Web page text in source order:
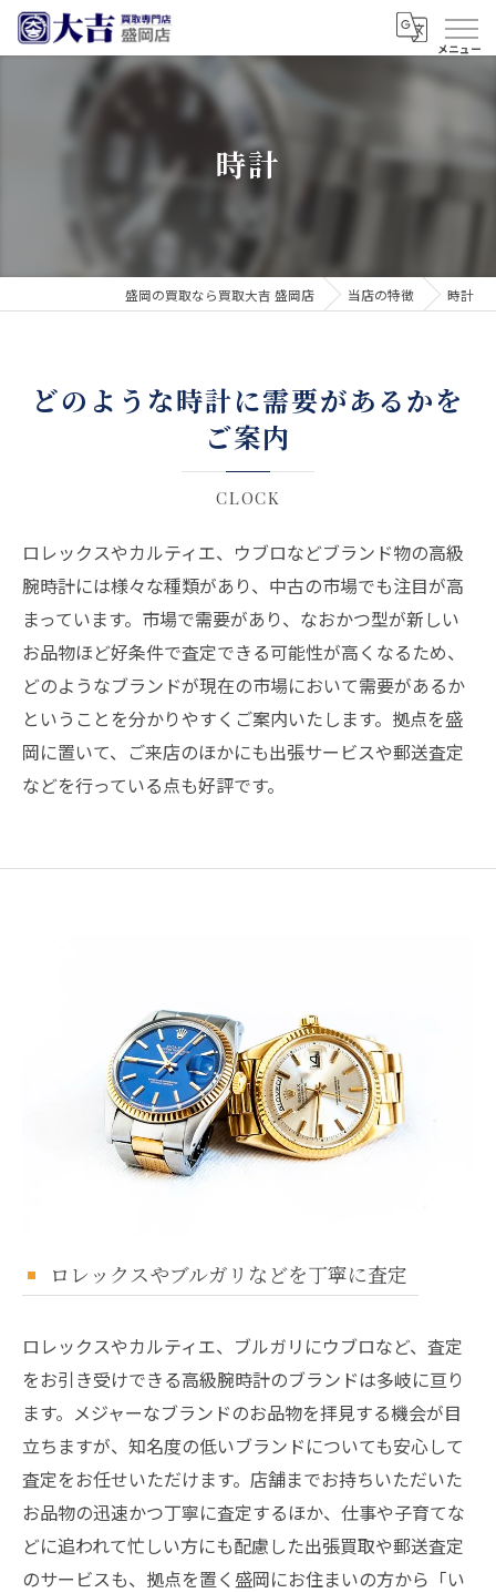
時計
盛岡の買取なら買取大吉 盛岡店 当店の特徴 時計
どのような時計に需要があるかを
ご案内
CLOCK
ロレックスやカルティエ、ウブロなどブランド物の高級
腕時計には様々な種類があり、中古の市場でも注目が高
まっています。市場で需要があり、なおかつ型が新しい
お品物ほど好条件で査定できる可能性が高くなるため、
どのようなブランドが現在の市場において需要があるか
ということを分かりやすくご案内いたします。拠点を盛
岡に置いて、ご来店のほかにも出張サービスや郵送査定
などを行っている点も好評です。
ロレックスやブルガリなどを丁寧に査定
ロレックスやカルティエ、ブルガリにウブロなど、査定
をお引き受けできる高級腕時計のブランドは多岐に亘り
ます。メジャーなブランドのお品物を拝見する機会が目
立ちますが、知名度の低いブランドについても安心して
査定をお任せいただけます。店舗までお持ちいただいた
お品物の迅速かつ丁寧に査定するほか、仕事や子育てな
どに追われて忙しい方にも配慮した出張買取や郵送査定
のサービスも、拠点を置く盛岡にお住まいの方から「い